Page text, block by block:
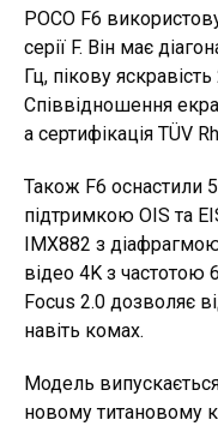
POCO F6
серії F. Він має
Гц, пікову
Співвідношення
а сертифікація TÜV
Також F6 оснастили
підтримкою OIS та
IMX882 з
відео 4K з частотою
Focus 2.0 дозволяє
навіть комах.
Модель
новому титановому